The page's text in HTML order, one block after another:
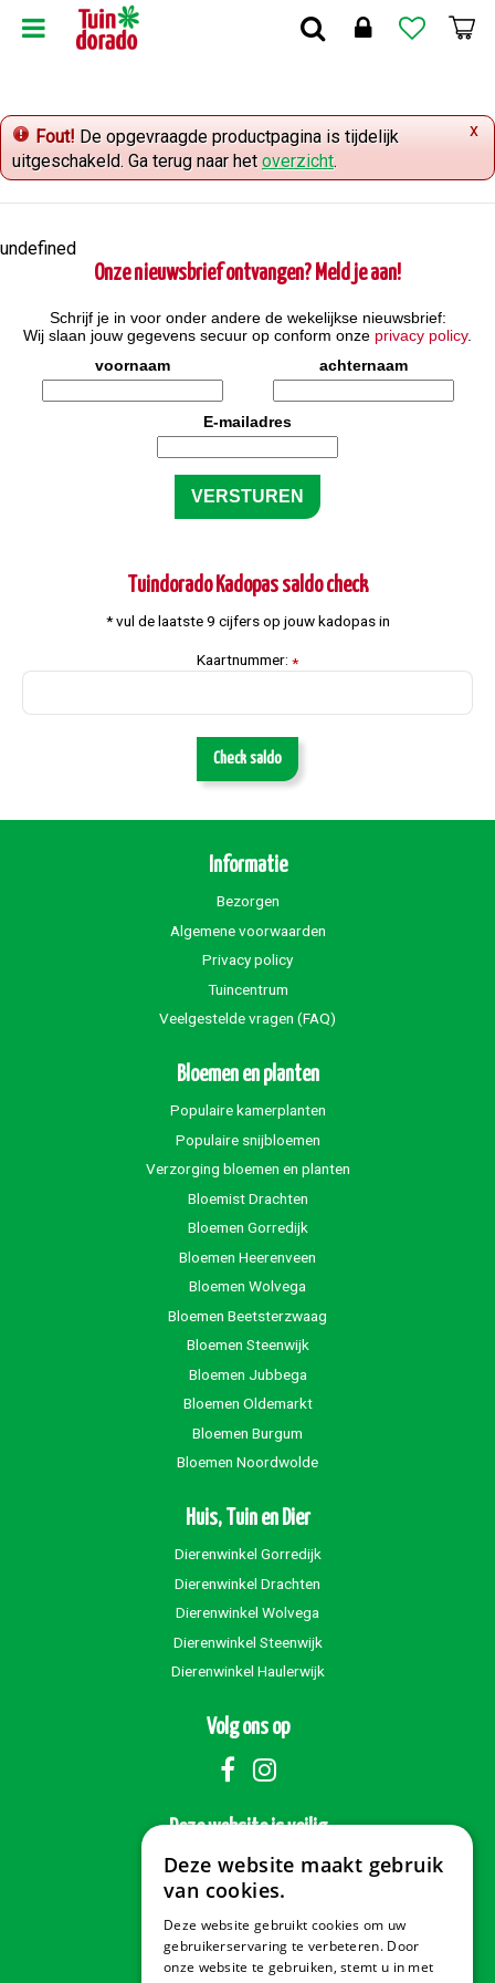
r
o
n
e
x
Fout! De opgevraagde productpagina is tijdelijk
uitgeschakeld. Ga terug naar hetoverzicht.
undefined
Onze nieuwsbrief ontvangen? Meld je aan!
Schrijf je in voor onder andere de wekelijkse nieuwsbrief:
Wij slaan jouw gegevens secuur op conform onze privacy policy.
voornaam
achternaam
E-mailadres
Tuindorado Kadopas saldo check
* vul de laatste 9 cijfers op jouw kadopas in
Kaartnummer: *
Check saldo
Informatie
Bezorgen
Algemene voorwaarden
Privacy policy
Tuincentrum
Veelgestelde vragen (FAQ)
Bloemen en planten
Populaire kamerplanten
Populaire snijbloemen
Verzorging bloemen en planten
Bloemist Drachten
Bloemen Gorredijk
Bloemen Heerenveen
Bloemen Wolvega
Bloemen Beetsterzwaag
Bloemen Steenwijk
Bloemen Jubbega
Bloemen Oldemarkt
Bloemen Burgum
Bloemen Noordwolde
Huis, Tuin en Dier
Dierenwinkel Gorredijk
Dierenwinkel Drachten
Dierenwinkel Wolvega
Dierenwinkel Steenwijk
Dierenwinkel Haulerwijk
Volg ons op
Deze website is veilig
Veilig betalen
Deze website maakt gebruik
van cookies.
Deze website gebruikt cookies om uw
gebruikerservaring te verbeteren. Door
onze website te gebruiken, stemt u in met